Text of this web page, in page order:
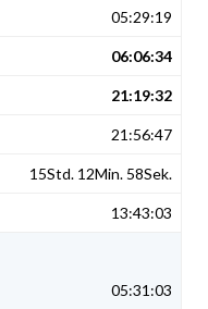
05:29:19
06:06:34
21:19:32
21:56:47
15Std. 12Min. 58Sek.
13:43:03
05:31:03